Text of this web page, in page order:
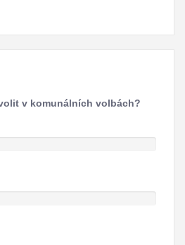
v komunálních volbách?